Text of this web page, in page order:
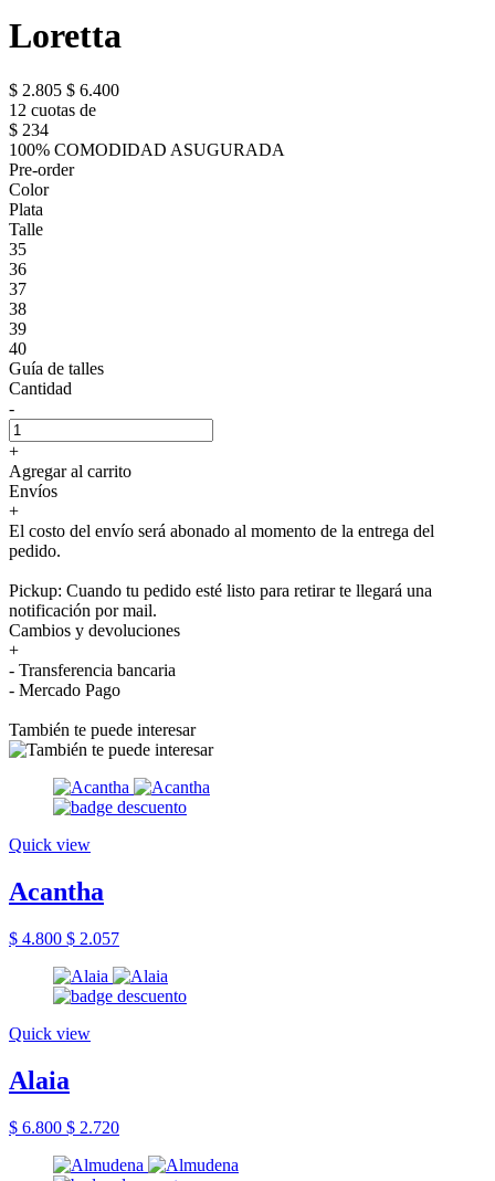
Loretta
$ 2.805 $ 6.400
12 cuotas de
$ 234
100% COMODIDAD ASUGURADA
Pre-order
Color
Plata
Talle
35
36
37
38
39
40
Guía de talles
Cantidad
-
+
Agregar al carrito
Envíos
+
El costo del envío será abonado al momento de la entrega del
pedido.
Pickup: Cuando tu pedido esté listo para retirar te llegará una
notificación por mail.
Cambios y devoluciones
+
- Transferencia bancaria
- Mercado Pago
También te puede interesar
Quick view
Acantha
$ 4.800 $ 2.057
Quick view
Alaia
$ 6.800 $ 2.720